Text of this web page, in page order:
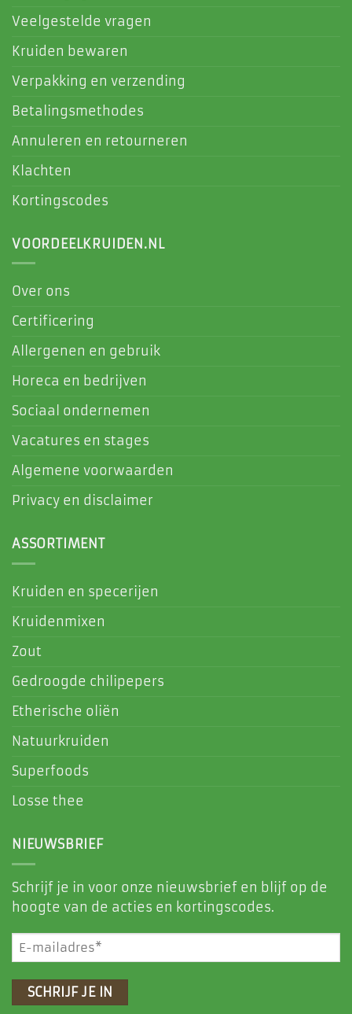
Veelgestelde vragen
Kruiden bewaren
Verpakking en verzending
Betalingsmethodes
Annuleren en retourneren
Klachten
Kortingscodes
VOORDEELKRUIDEN.NL
Over ons
Certificering
Allergenen en gebruik
Horeca en bedrijven
Sociaal ondernemen
Vacatures en stages
Algemene voorwaarden
Privacy en disclaimer
ASSORTIMENT
Kruiden en specerijen
Kruidenmixen
Zout
Gedroogde chilipepers
Etherische oliën
Natuurkruiden
Superfoods
Losse thee
NIEUWSBRIEF
Schrijf je in voor onze nieuwsbrief en blijf op de
hoogte van de acties en kortingscodes.
E-
mailadres
(Vereist)